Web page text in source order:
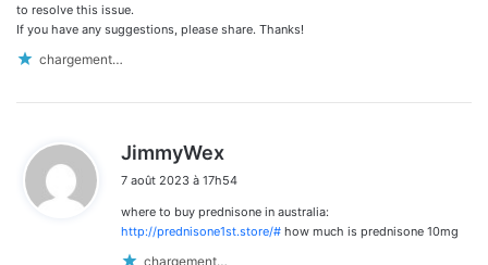
to resolve this issue.
If you have any suggestions, please share. Thanks!
chargement…
JimmyWex
t
:
7 août 2023 à 17h54
where to buy prednisone in australia:
http://prednisone1st.store/# how much is prednisone 10mg
chargement…